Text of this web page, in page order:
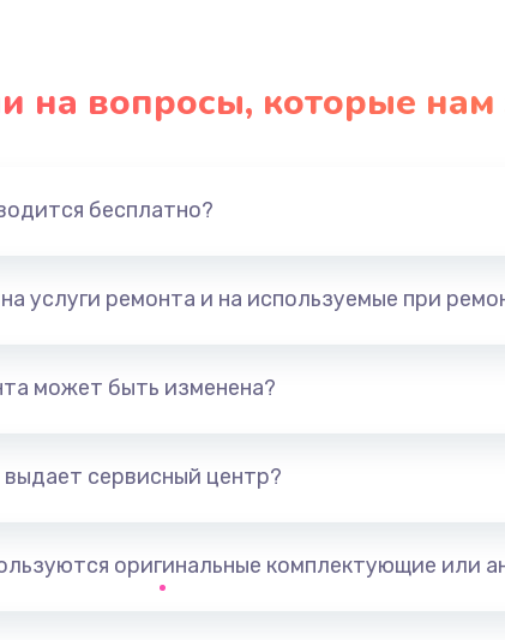
на вопросы, которые
бесплатно?
на услуги ремонта и на используемые при
может быть изменена?
сервисный центр?
оригинальные комплектующие или